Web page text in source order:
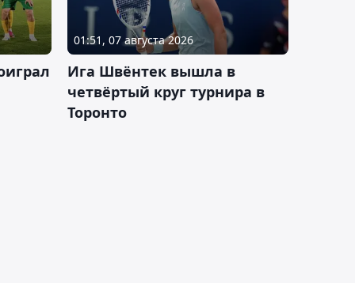
01:51, 07 августа 2026
Ига Швёнтек вышла в
четвёртый круг турнира в
Торонто